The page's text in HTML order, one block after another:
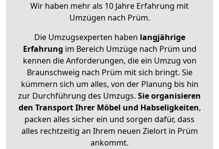
Wir haben mehr als 10 Jahre Erfahrung mit
Umzügen nach Prüm.
Die Umzugsexperten haben langjährige
Erfahrung im Bereich Umzüge nach Prüm und
kennen die Anforderungen, die ein Umzug von
Braunschweig nach Prüm mit sich bringt. Sie
kümmern sich um alles, von der Planung bis hin
zur Durchführung des Umzugs. Sie organisieren
den Transport Ihrer Möbel und Habseligkeiten,
packen alles sicher ein und sorgen dafür, dass
alles rechtzeitig an Ihrem neuen Zielort in Prüm
ankommt.